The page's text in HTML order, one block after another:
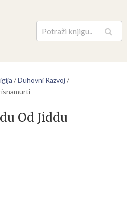
Pretraga
/Duhovni Razvoj/
Od Jiddu